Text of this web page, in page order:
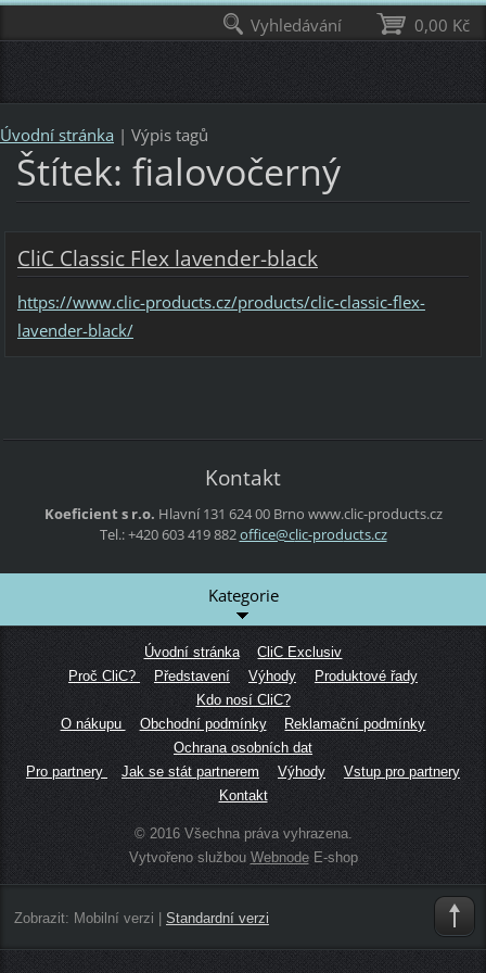
Úvodní stránka | Výpis tagů
Štítek: fialovočerný
CliC Classic Flex lavender-black
https://www.clic-products.cz/products/clic-classic-flex-
lavender-black/
Kontakt
Koeficient s r.o. Hlavní 131 624 00 Brno www.clic-products.cz
Tel.: +420 603 419 882office@clic-products.cz
Kategorie
Úvodní stránka
CliC Exclusiv
Proč CliC?
Představení Výhody
Produktové řady
Kdo nosí CliC?
O nákupu
Obchodní podmínky
Reklamační podmínky
Ochrana osobních dat
Pro partnery
Jak se stát partnerem Výhody
Vstup pro partnery
Kontakt
© 2016 Všechna práva vyhrazena.
Vytvořeno službou WebnodeE-shop
Zobrazit: Mobilní verzi Standardní verzi
0,00 Kč
Vyhledávání